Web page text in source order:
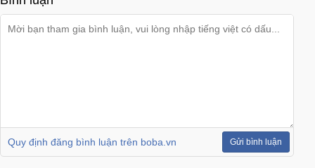
Quy định đăng bình luận trên boba.vn Gửi bình luận